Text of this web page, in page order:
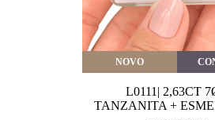
NOVO
L0111| 2,63CT
TANZANITA +